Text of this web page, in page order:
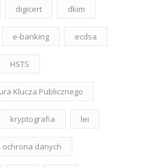
digicert dkim
e-banking ecdsa
HSTS
Klucza Publicznego
kryptografia lei
ochrona danych